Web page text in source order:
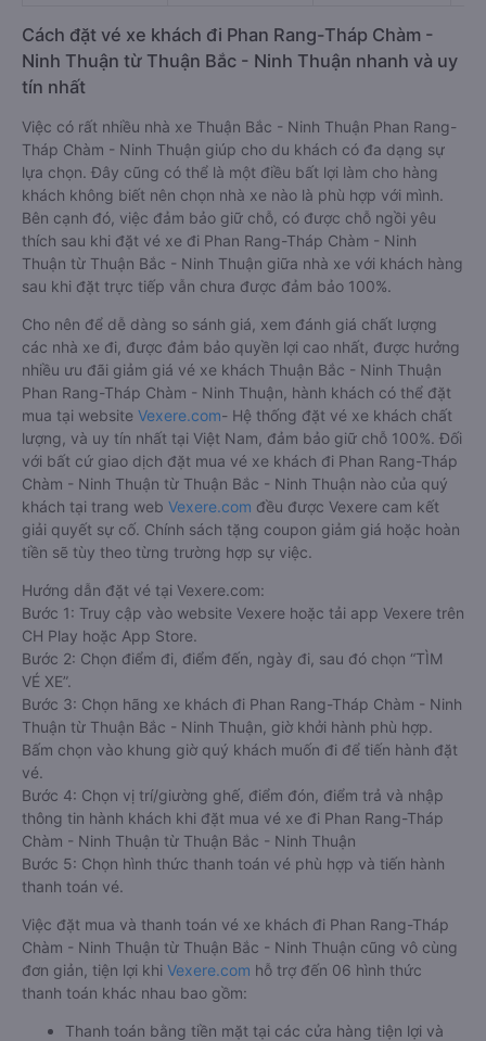
Cách đặt vé xe khách đi Phan Rang-Tháp Chàm -
Ninh Thuận từ Thuận Bắc - Ninh Thuận nhanh và uy
tín nhất
Việc có rất nhiều nhà xe Thuận Bắc - Ninh Thuận Phan Rang-
Tháp Chàm - Ninh Thuận giúp cho du khách có đa dạng sự
lựa chọn. Đây cũng có thể là một điều bất lợi làm cho hàng
khách không biết nên chọn nhà xe nào là phù hợp với mình.
Bên cạnh đó, việc đảm bảo giữ chỗ, có được chỗ ngồi yêu
thích sau khi đặt vé xe đi Phan Rang-Tháp Chàm - Ninh
Thuận từ Thuận Bắc - Ninh Thuận giữa nhà xe với khách hàng
sau khi đặt trực tiếp vẫn chưa được đảm bảo 100%.
Cho nên để dễ dàng so sánh giá, xem đánh giá chất lượng
các nhà xe đi, được đảm bảo quyền lợi cao nhất, được hưởng
nhiều ưu đãi giảm giá vé xe khách Thuận Bắc - Ninh Thuận
Phan Rang-Tháp Chàm - Ninh Thuận, hành khách có thể đặt
mua tại website Vexere.com- Hệ thống đặt vé xe khách chất
lượng, và uy tín nhất tại Việt Nam, đảm bảo giữ chỗ 100%. Đối
với bất cứ giao dịch đặt mua vé xe khách đi Phan Rang-Tháp
Chàm - Ninh Thuận từ Thuận Bắc - Ninh Thuận nào của quý
khách tại trang web Vexere.com đều được Vexere cam kết
giải quyết sự cố. Chính sách tặng coupon giảm giá hoặc hoàn
tiền sẽ tùy theo từng trường hợp sự việc.
Hướng dẫn đặt vé tại Vexere.com:
Bước 1: Truy cập vào website Vexere hoặc tải app Vexere trên
CH Play hoặc App Store.
Bước 2: Chọn điểm đi, điểm đến, ngày đi, sau đó chọn “TÌM
VÉ XE”.
Bước 3: Chọn hãng xe khách đi Phan Rang-Tháp Chàm - Ninh
Thuận từ Thuận Bắc - Ninh Thuận, giờ khởi hành phù hợp.
Bấm chọn vào khung giờ quý khách muốn đi để tiến hành đặt
vé.
Bước 4: Chọn vị trí/giường ghế, điểm đón, điểm trả và nhập
thông tin hành khách khi đặt mua vé xe đi Phan Rang-Tháp
Chàm - Ninh Thuận từ Thuận Bắc - Ninh Thuận
Bước 5: Chọn hình thức thanh toán vé phù hợp và tiến hành
thanh toán vé.
Việc đặt mua và thanh toán vé xe khách đi Phan Rang-Tháp
Chàm - Ninh Thuận từ Thuận Bắc - Ninh Thuận cũng vô cùng
đơn giản, tiện lợi khi Vexere.com hỗ trợ đến 06 hình thức
thanh toán khác nhau bao gồm:
Thanh toán bằng tiền mặt tại các cửa hàng tiện lợi và